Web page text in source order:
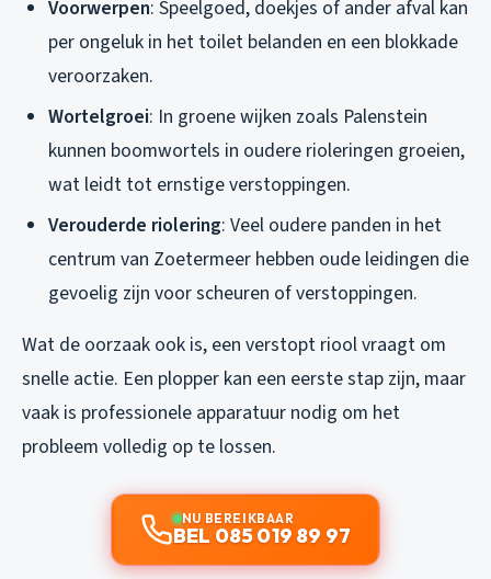
Voorwerpen: Speelgoed, doekjes of ander afval kan
per ongeluk in het toilet belanden en een blokkade
veroorzaken.
Wortelgroei: In groene wijken zoals Palenstein
kunnen boomwortels in oudere rioleringen groeien,
wat leidt tot ernstige verstoppingen.
Verouderde riolering: Veel oudere panden in het
centrum van Zoetermeer hebben oude leidingen die
gevoelig zijn voor scheuren of verstoppingen.
Wat de oorzaak ook is, een verstopt riool vraagt om
snelle actie. Een plopper kan een eerste stap zijn, maar
vaak is professionele apparatuur nodig om het
probleem volledig op te lossen.
NU BEREIKBAAR
BEL 085 019 89 97